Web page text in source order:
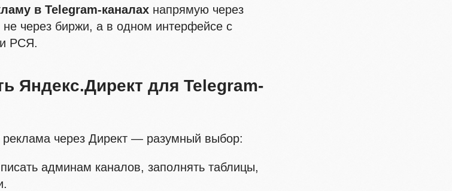
в Telegram-каналах напрямую через
через биржи, а в одном интерфейсе с
РСЯ.
Яндекс.Директ для Telegram-
через Директ — разумный выбор:
админам каналов, заполнять таблицы,